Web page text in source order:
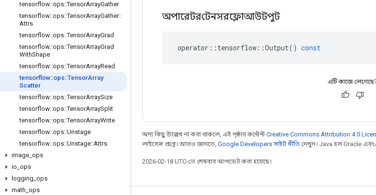
tensorflow::ops::TensorArrayGather
tensorflow::ops::TensorArrayGather::
Attrs
tensorflow::ops::TensorArrayGrad
tensorflow::ops::TensorArrayGrad
WithShape
tensorflow::ops::TensorArrayRead
tensorflow::ops::TensorArray
Scatter
tensorflow::ops::TensorArraySize
tensorflow::ops::TensorArraySplit
tensorflow::ops::TensorArrayWrite
tensorflow::ops::Unstage
tensorflow::ops::Unstage::Attrs
image ops
io ops
logging ops
math ops
অপারেটরটেনসরফ্লোআউটপুট
operator :: tensorflow ::Output() const
এটি কাজে
অন্য কিছু উল্লেখ না করা থাকলে, এই পৃষ্ঠার কন্টেন্ট Creative Commons Attribution 4.0
লাইসেন্স প্রাপ্ত। আরও জানতে, Google Developers সাইট নীতি দেখুন। Java হল Oracle এবং/
2026-02-18 UTC-তে শেষবার আপডেট করা হয়েছে।